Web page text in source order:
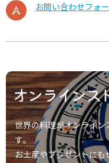
お問い合わせフォ
世界の料理がオンライ
す。
お土産やプレゼントにも